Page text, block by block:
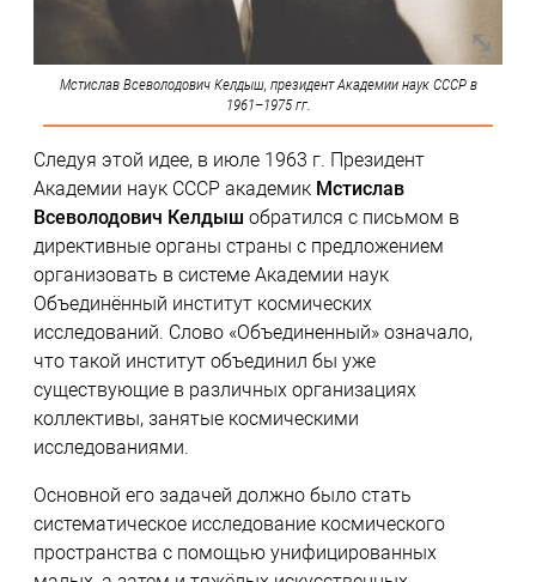
Мстислав Всеволодович Келдыш, президент Академии наук СССР в
1961–1975 гг.
Следуя этой идее, в июле 1963 г. Президент
Академии наук СССР академик Мстислав
Всеволодович Келдыш обратился с письмом в
директивные органы страны с предложением
организовать в системе Академии наук
Объединённый институт космических
исследований. Слово «Объединенный» означало,
что такой институт объединил бы уже
существующие в различных организациях
коллективы, занятые космическими
исследованиями.
Основной его задачей должно было стать
систематическое исследование космического
пространства с помощью унифицированных